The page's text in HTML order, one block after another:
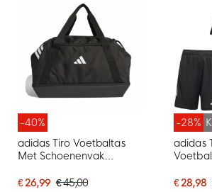
-40%
adidas Tiro Voetbaltas
Met Schoenenvak
€ 26,99 € 45,00
-28%
adidas
€ 28,98